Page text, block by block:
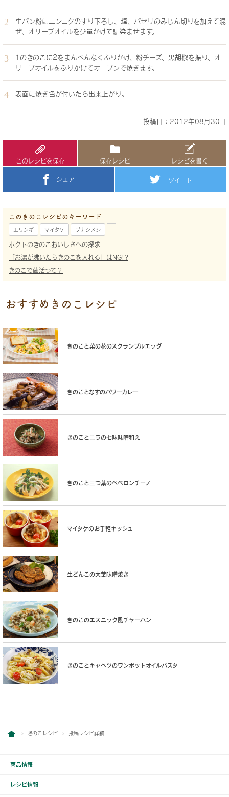
生パン粉にニンニクのすり下ろし、塩、パセリのみじん切りを加えて混
ぜ、オリーブオイルを少量かけて馴染ませます。
1のきのこに2をまんべんなくふりかけ、粉チーズ、黒胡椒を振り、オ
リーブオイルをふりかけてオーブンで焼きます。
表面に焼き色が付いたら出来上がり。
投稿日：2012年08月30日
このレシピを保存 保存レシピ レシピを書く
シェア ツイート
このきのこレシピのキーワード
エリンギ マイタケ ブナシメジ
ホクトのきのこおいしさへの探求
「お湯が沸いたらきのこを入れる」はNG!?
きのこで菌活って？
おすすめきのこレシピ
きのこと菜の花のスクランブルエッグ
きのことなすのパワーカレー
きのことニラの七味味噌和え
きのこと三つ葉のペペロンチーノ
マイタケのお手軽キッシュ
生どんこの大葉味噌焼き
きのこのエスニック風チャーハン
きのことキャベツのワンポットオイルパスタ
きのこレシピ 投稿レシピ詳細
商品情報
レシピ情報